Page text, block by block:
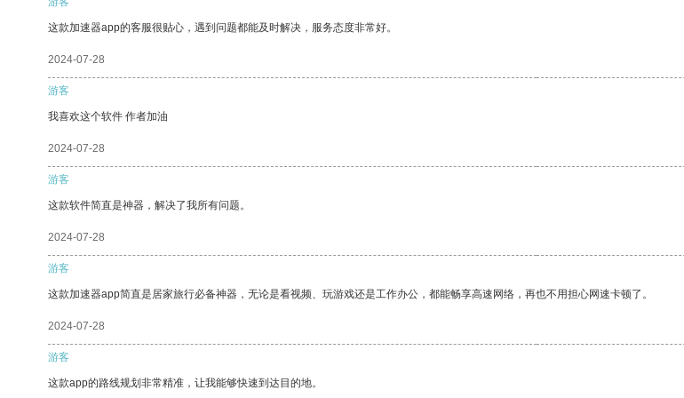
这款加速器app的客服很贴心，遇到问题都能及时解决，服务态度非常好。
2024-07-28
游客
我喜欢这个软件 作者加油
2024-07-28
游客
这款软件简直是神器，解决了我所有问题。
2024-07-28
游客
这款加速器app简直是居家旅行必备神器，无论是看视频、玩游戏还是工作办公，都能畅享高速网络，再也不用担心网速卡顿了。
2024-07-28
游客
这款app的路线规划非常精准，让我能够快速到达目的地。